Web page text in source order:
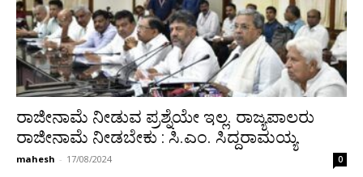
ರಾಜೀನಾಮೆ ನೀಡುವ ಪ್ರಶ್ನೆಯೇ ಇಲ್ಲ. ರಾಜ್ಯಪಾಲರು
ರಾಜೀನಾಮೆ ನೀಡಬೇಕು : ಸಿ.ಎಂ. ಸಿದ್ದರಾಮಯ್ಯ
mahesh - 17/08/2024 0